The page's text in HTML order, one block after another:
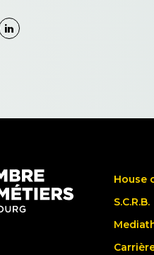
House
S.C.R.B.